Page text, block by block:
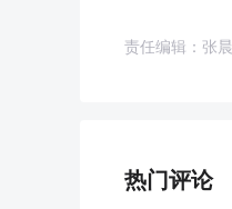
责任编辑：张晨
热门评论